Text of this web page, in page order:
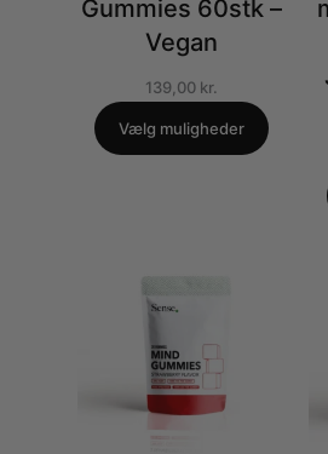
Gummies 60stk –
Vegan
139,00 kr.
Vælg muligheder